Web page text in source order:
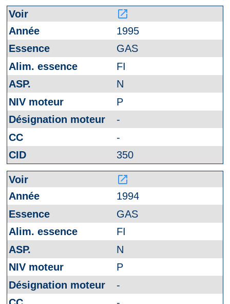
launch
1995
GAS
FI
N
P
-
-
350
launch
1994
GAS
FI
N
P
-